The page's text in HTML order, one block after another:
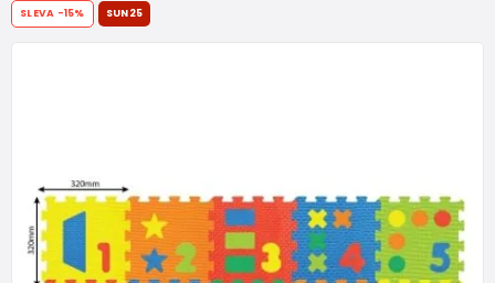
SLEVA -15% SUN25